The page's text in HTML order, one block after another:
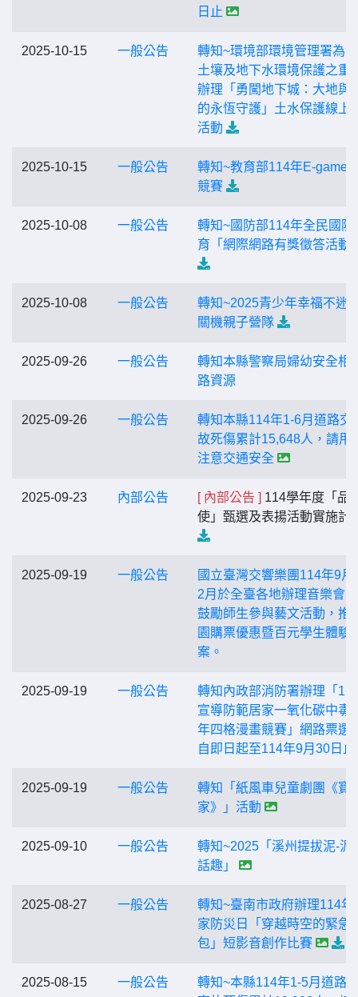
日止
2025-10-15 一般公告
轉知~環境部環境管理署為
土壤及地下水環境保護之重
辦理「勇闖地下城：大地與
的永恆守護」土水保護線上
活動
2025-10-15 一般公告
轉知~教育部114年E-game
競賽
2025-10-08 一般公告
轉知~國防部114年全民國防
育「網際網路有獎徵答活動
2025-10-08 一般公告
轉知~2025青少年幸福不迷
關機親子營隊
2025-09-26 一般公告
轉知本縣警察局婦幼安全相
路資源
2025-09-26 一般公告
轉知本縣114年1-6月道路交
故死傷累計15,648人，請用
注意交通安全
2025-09-23 內部公告 [ 內部公告 ] 114學年度「品
使」甄選及表揚活動實施計
2025-09-19 一般公告
國立臺灣交響樂團114年9月
2月於全臺各地辦理音樂會
鼓勵師生參與藝文活動，推
園購票優惠暨百元學生體驗
案。
2025-09-19 一般公告
轉知內政部消防署辦理「
宣導防範居家一氧化碳中毒
年四格漫畫競賽」網路票選
自即日起至114年9月30日止
2025-09-19 一般公告
轉知「紙風車兒童劇團《寶
家》」活動
2025-09-10 一般公告
轉知~2025「溪州提拔泥-泥
話趣」
2025-08-27 一般公告
轉知~臺南市政府辦理114年
家防災日「穿越時空的緊急
包」短影音創作比賽
2025-08-15 一般公告
轉知~本縣114年1-5月道路